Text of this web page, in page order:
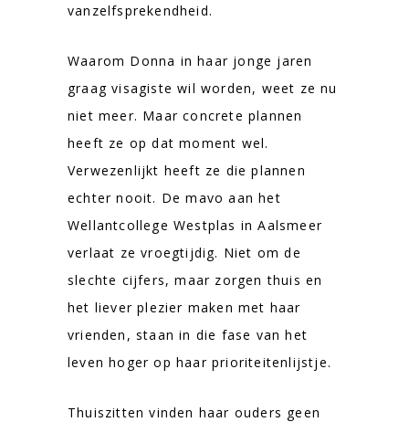
vanzelfsprekendheid.
Waarom Donna in haar jonge jaren
graag visagiste wil worden, weet ze nu
niet meer. Maar concrete plannen
heeft ze op dat moment wel.
Verwezenlijkt heeft ze die plannen
echter nooit. De mavo aan het
Wellantcollege Westplas in Aalsmeer
verlaat ze vroegtijdig. Niet om de
slechte cijfers, maar zorgen thuis en
het liever plezier maken met haar
vrienden, staan in die fase van het
leven hoger op haar prioriteitenlijstje.
Thuiszitten vinden haar ouders geen